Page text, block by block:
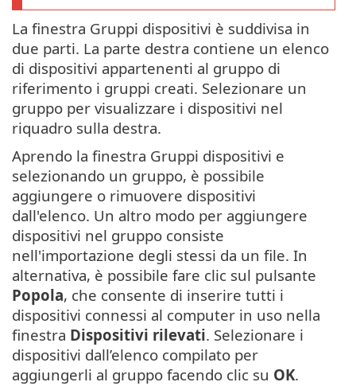
La finestra Gruppi dispositivi è suddivisa in
due parti. La parte destra contiene un elenco
di dispositivi appartenenti al gruppo di
riferimento i gruppi creati. Selezionare un
gruppo per visualizzare i dispositivi nel
riquadro sulla destra.
Aprendo la finestra Gruppi dispositivi e
selezionando un gruppo, è possibile
aggiungere o rimuovere dispositivi
dall'elenco. Un altro modo per aggiungere
dispositivi nel gruppo consiste
nell'importazione degli stessi da un file. In
alternativa, è possibile fare clic sul pulsante
Popola, che consente di inserire tutti i
dispositivi connessi al computer in uso nella
finestra Dispositivi rilevati. Selezionare i
dispositivi dall’elenco compilato per
aggiungerli al gruppo facendo clic su OK.